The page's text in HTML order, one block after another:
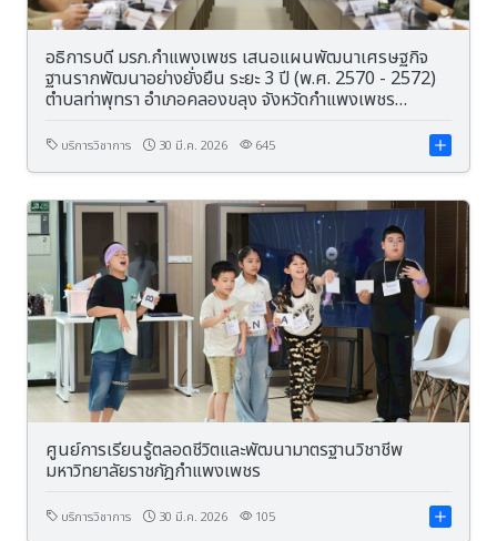
อธิการบดี มรภ.กำแพงเพชร เสนอแผนพัฒนาเศรษฐกิจ
ฐานรากพัฒนาอย่างยั่งยืน ระยะ 3 ปี (พ.ศ. 2570 - 2572)
ตำบลท่าพุทรา อำเภอคลองขลุง จังหวัดกำแพงเพชร
บริการวิชาการ 30 มี.ค. 2026 645
ศูนย์การเรียนรู้ตลอดชีวิตและพัฒนามาตรฐานวิชาชีพ
มหาวิทยาลัยราชภัฎกำแพงเพชร
บริการวิชาการ 30 มี.ค. 2026 105